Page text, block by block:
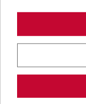
NATURAL
60X120
Ref:
TAU